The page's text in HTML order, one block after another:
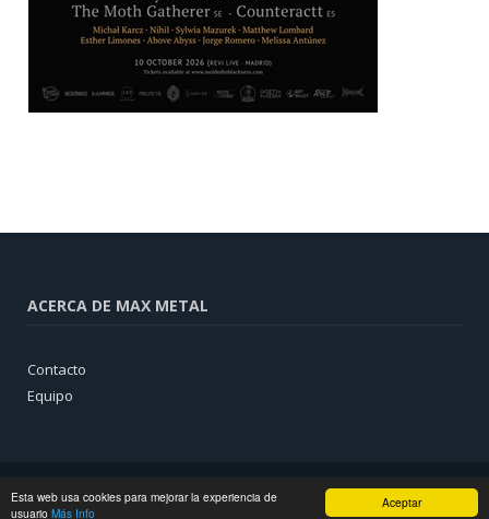
Aceptar
Esta web usa cookies para mejorar la experiencia de
usuario Más Info
ACERCA DE MAX METAL
Contacto
Equipo